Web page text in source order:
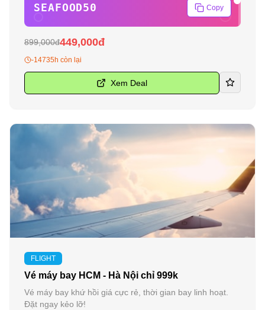
SEAFOOD50 Copy
899,000đ449,000đ
-14735h còn lại
Xem Deal
%
FLIGHT
Vé máy bay HCM - Hà Nội chỉ 999k
Vé máy bay khứ hồi giá cực rẻ, thời gian bay linh hoạt.
Đặt ngay kẻo lỡ!